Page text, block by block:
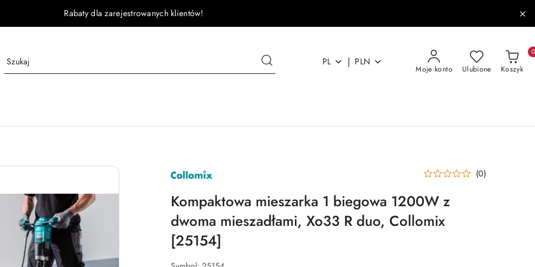
Rabaty dla zarejestrowanych klientów!
PL | PLN
Moje konto Ulubione Koszyk
0
COLLOMIX
(0)
Kompaktowa mieszarka 1 biegowa 1200W z
dwoma mieszadłami, Xo33 R duo, Collomix
[25154]